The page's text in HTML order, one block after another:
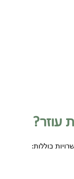
עוזר?
כוללות: